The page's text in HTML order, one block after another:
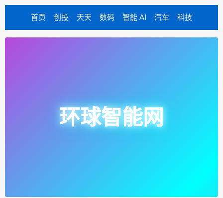
首页 创投 天天 数码 智能 AI 汽车 科技
环球智能网